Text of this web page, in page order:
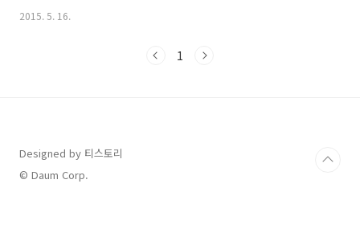
서비스 중단 없이 계속 가동되는 것이다. ​ 서버 A와 서버 B를 클러스터로
시 필요하다. 또한 서버 A와 서버 B는독립적으로 각각의 하드디스크를
2015. 5. 16.
1
Designed by 티스토리
© Daum Corp.